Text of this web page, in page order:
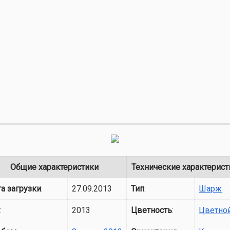
Общие характеристики Технические
загрузки: 27.09.2013 Тип: Шарж
: 2013 Цветность: